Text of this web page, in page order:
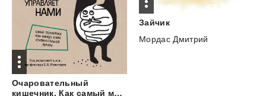
Очаровательный
кишечник. Как самый могущественный орган управляет нами
Зайчик
Мордас Дмитрий